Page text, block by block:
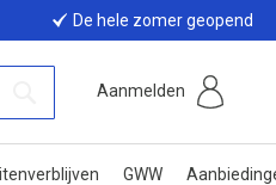
De hele zomer geopend
Aanmelden
GWW